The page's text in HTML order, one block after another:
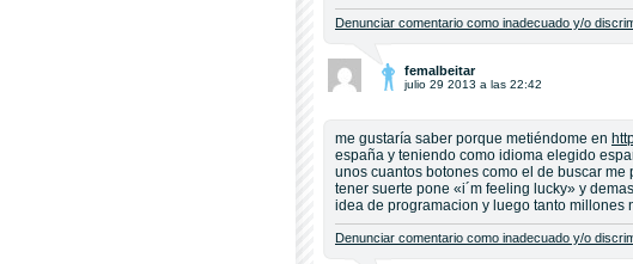
Denunciar comentario como inadecuado y/o
femalbeitar
julio 29 2013 a las 22:42
me gustaría saber porque metiéndome en
españa y teniendo como idioma elegido
unos cuantos botones como el de buscar
tener suerte pone «i´m feeling lucky» y
idea de programacion y luego tanto millones
Denunciar comentario como inadecuado y/o